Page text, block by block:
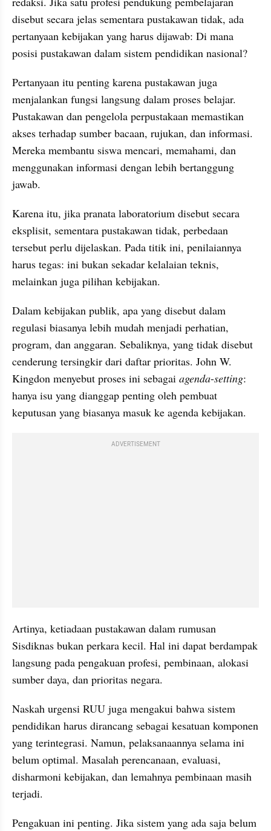
disebut secara jelas sementara pustakawan tidak, ada
pertanyaan kebijakan yang harus dijawab: Di mana
posisi pustakawan dalam sistem pendidikan nasional?
Pertanyaan itu penting karena pustakawan juga
menjalankan fungsi langsung dalam proses belajar.
Pustakawan dan pengelola perpustakaan memastikan
akses terhadap sumber bacaan, rujukan, dan informasi.
Mereka membantu siswa mencari, memahami, dan
menggunakan informasi dengan lebih bertanggung
jawab.
Karena itu, jika pranata laboratorium disebut secara
eksplisit, sementara pustakawan tidak, perbedaan
tersebut perlu dijelaskan. Pada titik ini, penilaiannya
harus tegas: ini bukan sekadar kelalaian teknis,
melainkan juga pilihan kebijakan.
Dalam kebijakan publik, apa yang disebut dalam
regulasi biasanya lebih mudah menjadi perhatian,
program, dan anggaran. Sebaliknya, yang tidak disebut
cenderung tersingkir dari daftar prioritas. John W.
Kingdon menyebut proses ini sebagai agenda-setting:
hanya isu yang dianggap penting oleh pembuat
keputusan yang biasanya masuk ke agenda kebijakan.
ADVERTISEMENT
Artinya, ketiadaan pustakawan dalam rumusan
Sisdiknas bukan perkara kecil. Hal ini dapat berdampak
langsung pada pengakuan profesi, pembinaan, alokasi
sumber daya, dan prioritas negara.
Naskah urgensi RUU juga mengakui bahwa sistem
pendidikan harus dirancang sebagai kesatuan komponen
yang terintegrasi. Namun, pelaksanaannya selama ini
belum optimal. Masalah perencanaan, evaluasi,
disharmoni kebijakan, dan lemahnya pembinaan masih
terjadi.
Pengakuan ini penting. Jika sistem yang ada saja belum